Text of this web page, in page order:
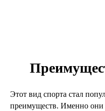
Этот вид спорта стал
преимуществ. Именно они